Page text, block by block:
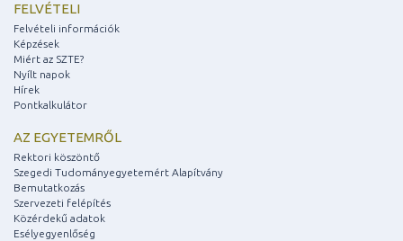
FELVÉTELI
Felvételi információk
Képzések
Miért az SZTE?
Nyílt napok
Hírek
Pontkalkulátor
AZ EGYETEMRŐL
Rektori köszöntő
Szegedi Tudományegyetemért Alapítvány
Bemutatkozás
Szervezeti felépítés
Közérdekű adatok
Esélyegyenlőség